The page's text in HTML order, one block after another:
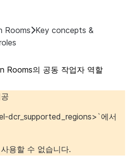
Rooms Key concepts &
Rooms의 공동 작업자 역할
dcr_supported_regions>`에서
용할 수 없습니다.